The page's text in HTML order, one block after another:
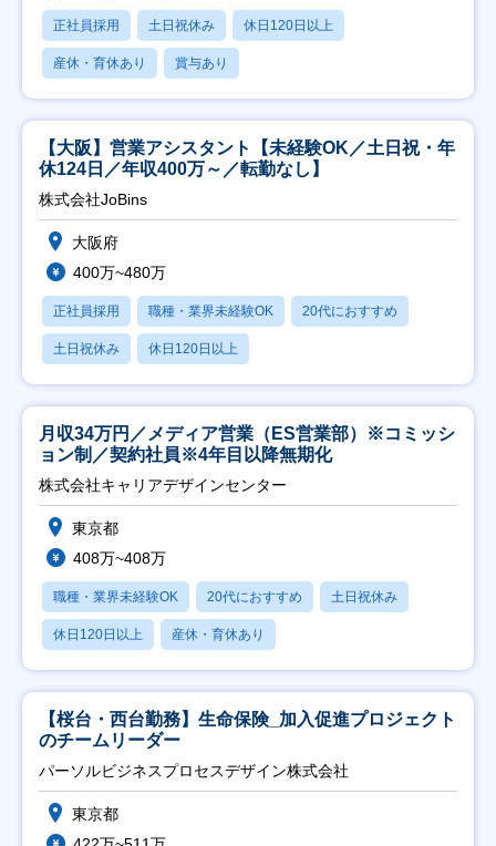
正社員採用 土日祝休み 休日120日以上
産休・育休あり 賞与あり
【大阪】営業アシスタント【未経験OK／土日祝・年
休124日／年収400万～／転勤なし】
株式会社JoBins
大阪府
400万~480万
正社員採用 職種・業界未経験OK 20代におすすめ
土日祝休み 休日120日以上
月収34万円／メディア営業（ES営業部）※コミッシ
ョン制／契約社員※4年目以降無期化
株式会社キャリアデザインセンター
東京都
408万~408万
職種・業界未経験OK 20代におすすめ 土日祝休み
休日120日以上 産休・育休あり
【桜台・西台勤務】生命保険_加入促進プロジェクト
のチームリーダー
パーソルビジネスプロセスデザイン株式会社
東京都